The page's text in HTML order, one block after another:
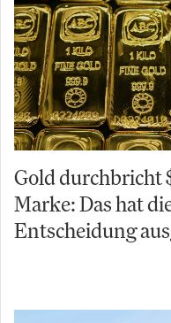
Gold durchbricht
Marke: Das hat
Entscheidung